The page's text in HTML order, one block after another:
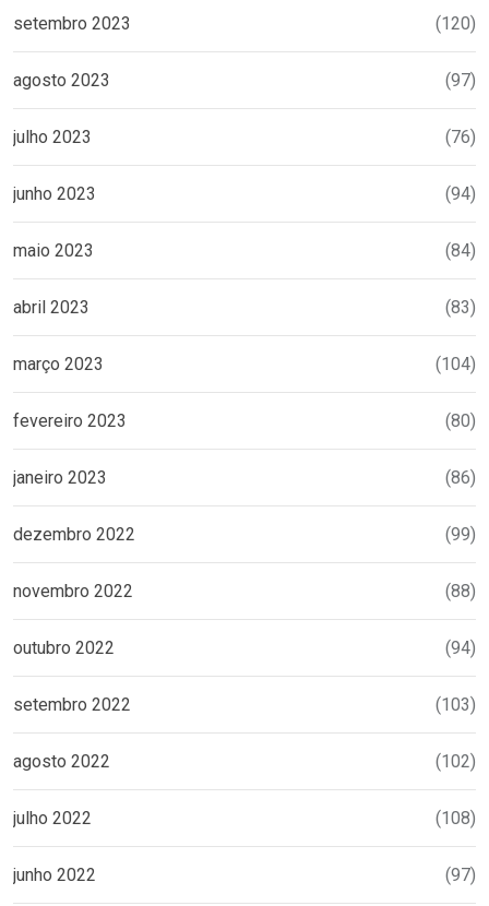
setembro 2023 (120)
agosto 2023 (97)
julho 2023 (76)
junho 2023 (94)
maio 2023 (84)
abril 2023 (83)
março 2023 (104)
fevereiro 2023 (80)
janeiro 2023 (86)
dezembro 2022 (99)
novembro 2022 (88)
outubro 2022 (94)
setembro 2022 (103)
agosto 2022 (102)
julho 2022 (108)
junho 2022 (97)